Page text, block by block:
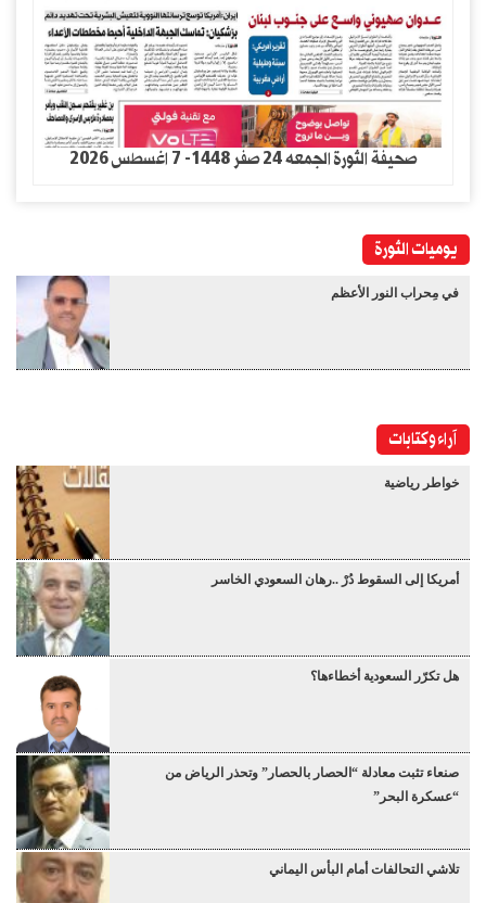
صحيفة الثورة الجمعه 24 صفر 1448- 7 اغسطس 2026
يوميات الثورة
في مِحراب النور الأعظم
آراء وكتابات
خواطر رياضية
أمريكا إلى السقوط دُرْ ..رهان السعودي الخاسر
هل تكرّر السعودية أخطاءها؟
صنعاء تثبت معادلة “الحصار بالحصار” وتحذر الرياض من
“عسكرة البحر”
تلاشي التحالفات أمام البأس اليماني